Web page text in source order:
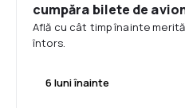
cumpăra bilete de
Află cu cât timp înainte
întors.
6 luni înainte